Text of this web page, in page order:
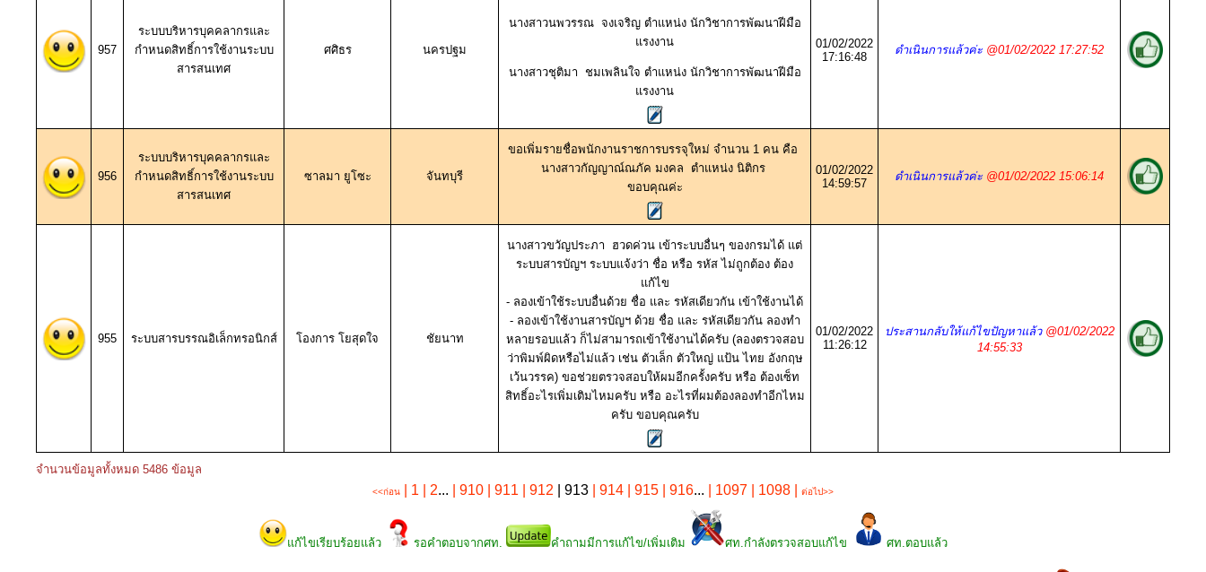
957
ระบบบริหารบุคคลากรและ
กำหนดสิทธิ์การใช้งานระบบ
สารสนเทศ
ศศิธร นครปฐม
นางสาวนพวรรณ จงเจริญ ตำแหน่ง นักวิชาการพัฒนาฝีมือ
แรงงาน
นางสาวชุติมา ชมเพลินใจ ตำแหน่ง นักวิชาการพัฒนาฝีมือ
แรงงาน
01/02/2022
17:16:48
ดำเนินการแล้วค่ะ @01/02/2022 17:27:52
956
ระบบบริหารบุคคลากรและ
กำหนดสิทธิ์การใช้งานระบบ
สารสนเทศ
ซาลมา ยูโซะ จันทบุรี
ขอเพิ่มรายชื่อพนักงานราชการบรรจุใหม่ จำนวน 1 คน คือ
นางสาวกัญญาณ์ณภัค มงคล ตำแหน่ง นิติกร
ขอบคุณค่ะ
01/02/2022
14:59:57
ดำเนินการแล้วค่ะ @01/02/2022 15:06:14
955 ระบบสารบรรณอิเล็กทรอนิกส์ โองการ โยสุดใจ ชัยนาท
นางสาวขวัญประภา ฮวดค่วน เข้าระบบอื่นๆ ของกรมได้ แต่
ระบบสารบัญฯ ระบบแจ้งว่า ชื่อ หรือ รหัส ไม่ถูกต้อง ต้อง
แก้ไข
- ลองเข้าใช้ระบบอื่นด้วย ชื่อ และ รหัสเดียวกัน เข้าใช้งานได้
- ลองเข้าใช้งานสารบัญฯ ด้วย ชื่อ และ รหัสเดียวกัน ลองทำ
หลายรอบแล้ว ก็ไม่สามารถเข้าใช้งานได้ครับ (ลองตรวจสอบ
ว่าพิมพ์ผิดหรือไม่แล้ว เช่น ตัวเล็ก ตัวใหญ่ แป้น ไทย อังกฤษ
เว้นวรรค) ขอช่วยตรวจสอบให้ผมอีกครั้งครับ หรือ ต้องเซ็ท
สิทธิ์อะไรเพิ่มเติมไหมครับ หรือ อะไรที่ผมต้องลองทำอีกไหม
ครับ ขอบคุณครับ
01/02/2022
11:26:12
ประสานกลับให้แก้ไขปัญหาแล้ว @01/02/2022
14:55:33
จำนวนข้อมูลทั้งหมด 5486 ข้อมูล
<<ก่อน | 1 | 2... | 910 | 911 | 912 | 913 | 914 | 915 | 916... | 1097 | 1098 ต่อไป>>
แก้ไขเรียบร้อยแล้ว รอคำตอบจากศท. คำถามมีการแก้ไข/เพิ่มเติม ศท.กำลังตรวจสอบแก้ไข ศท.ตอบแล้ว